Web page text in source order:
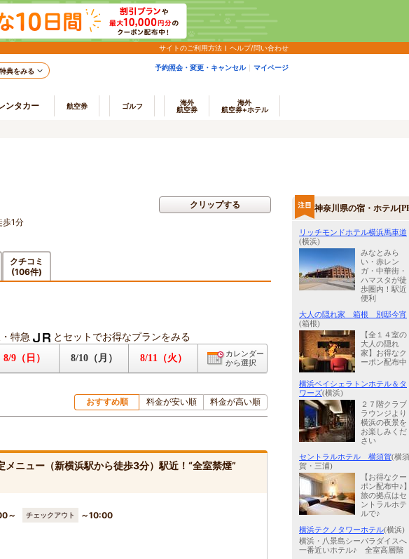
サイトのご利用方法 ヘルプ/問い合わせ
典をみる 予約照会・変更・キャンセル マイページ
ンタカー 航空券 ゴルフ
海外
航空券
海外
航空券+ホテル
歩1分
クリップする
クチコミ
(106件)
特急 とセットでお得なプランをみる
8/9（日） 8/10（月） 8/11（火）
カレンダー
から選択
おすすめ順 料金が安い順 料金が高い順
ニュー（新横浜駅から徒歩3分）駅近！“全室禁煙”
～ チェックアウト
～10:00
神奈川県の宿・ホテル
リッチモンドホテル横浜馬車道
(横浜)
みなとみら
い・赤レン
ガ・中華街・
ハマスタが徒
歩圏内！駅近
便利
大人の隠れ家 箱根 別邸今宵
(箱根)
【全１４室の
大人の隠れ
家】お得なク
ーポン配布中
横浜ベイシェラトンホテル＆タ
ワーズ(横浜)
２７階クラブ
ラウンジより
横浜の夜景を
お楽しみくだ
さい
セントラルホテル 横須賀(横須
賀・三浦)
【お得なクー
ポン配布中♪
旅の拠点はセ
ントラルホテ
ルで♪
横浜テクノタワーホテル(横浜)
横浜・八景島シーパラダイスへ
一番近いホテル♪ 全室高層階